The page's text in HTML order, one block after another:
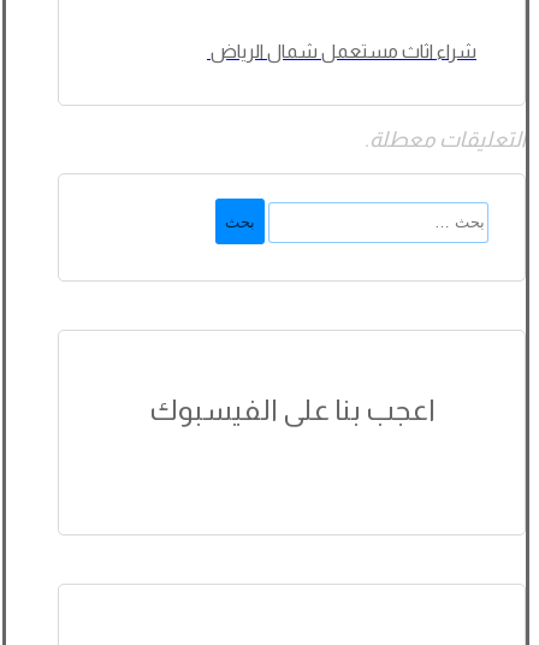
شراء اثاث مستعمل شمال الرياض
التعليقات معطلة.
البحث
عن:
اعجب بنا على الفيسبوك